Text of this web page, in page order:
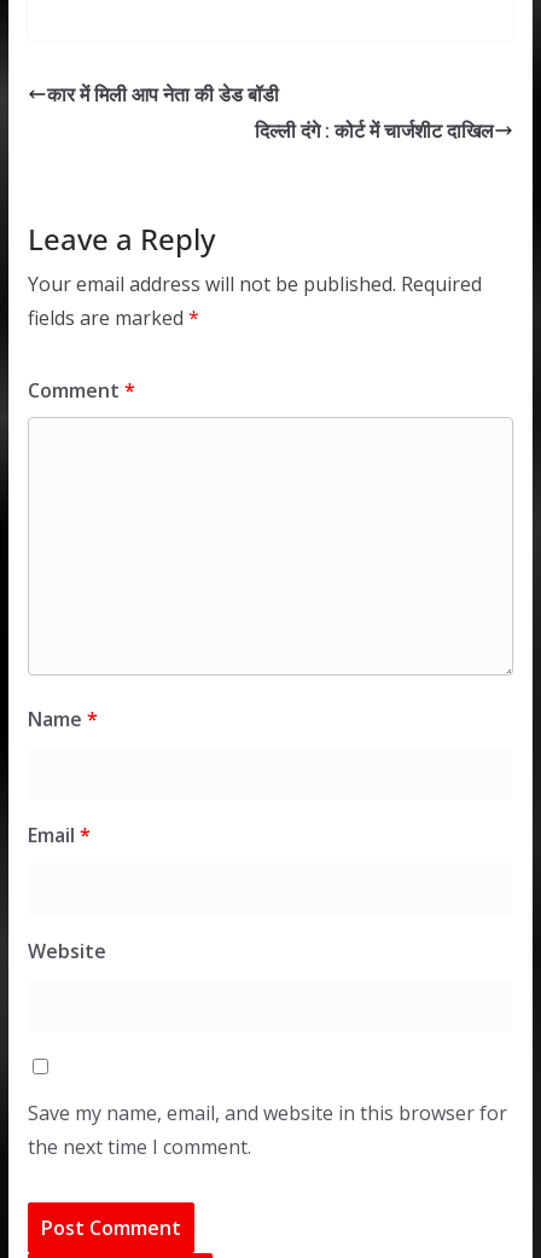
s b er e
dI
कार में मिली आप नेता की डेड बॉडी
दिल्ली दंगे : कोर्ट में चार्जशीट दाखिल
Leave a Reply
Your email address will not be published. Required
fields are marked *
Comment *
Name *
Email *
Website
Save my name, email, and website in this browser for
the next time I comment.